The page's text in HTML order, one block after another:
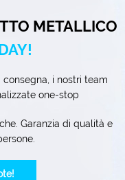
METALLICO
i nostri team
one-stop
Garanzia di qualità e